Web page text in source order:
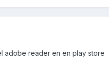
adobe reader en en play store